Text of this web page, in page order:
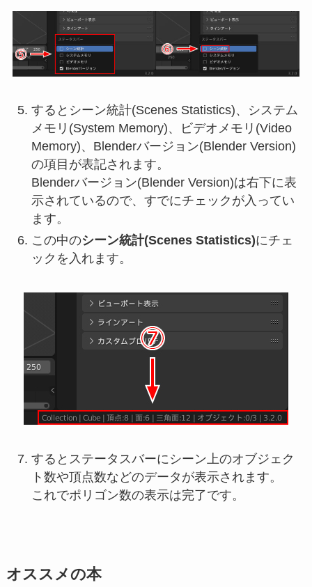
するとシーン統計(Scenes Statistics)、システム
メモリ(System Memory)、ビデオメモリ(Video
Memory)、Blenderバージョン(Blender Version)
の項目が表記されます。
Blenderバージョン(Blender Version)は右下に表
示されているので、すでにチェックが入ってい
ます。
この中のシーン統計(Scenes Statistics)にチェ
ックを入れます。
するとステータスバーにシーン上のオブジェク
ト数や頂点数などのデータが表示されます。
これでポリゴン数の表示は完了です。
オススメの本